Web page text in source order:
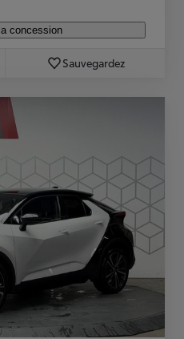
concession
Sauvegardez